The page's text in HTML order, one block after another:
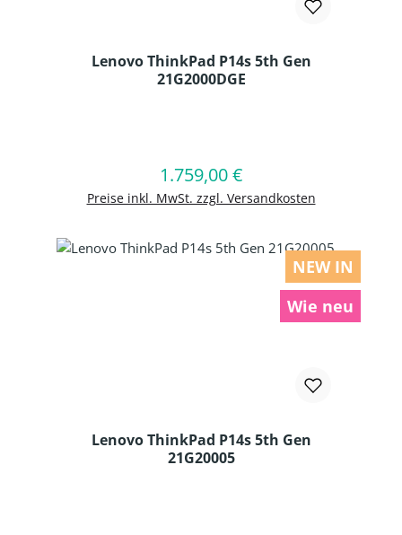
Lenovo ThinkPad P14s 5th Gen
21G2000DGE
Regulärer Preis:
1.759,00 €
Preise inkl. MwSt. zzgl. Versandkosten
In den Warenkorb
NEW IN
Wie neu
Lenovo ThinkPad P14s 5th Gen
21G20005